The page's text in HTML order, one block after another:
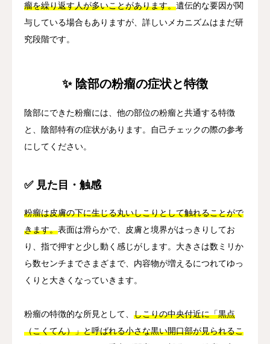
瘤を繰り返す人が多いことがあります。遺伝的な要因が関
与している場合もありますが、詳しいメカニズムはまだ研
究段階です。
✨ 陰部の粉瘤の症状と特徴
陰部にできた粉瘤には、他の部位の粉瘤と共通する特徴
と、陰部特有の症状があります。自己チェックの際の参考
にしてください。
✅ 見た目・触感
粉瘤は皮膚の下に生じる丸いしこりとして触れることがで
きます。表面は滑らかで、皮膚と境界がはっきりしてお
り、指で押すと少し動く感じがします。大きさは数ミリか
ら数センチまでさまざまで、内容物が増えるにつれてゆっ
くりと大きくなっていきます。
粉瘤の特徴的な所見として、 しこりの中央付近に「黒点
（こくてん）」と呼ばれる小さな黒い開口部が見られるこ